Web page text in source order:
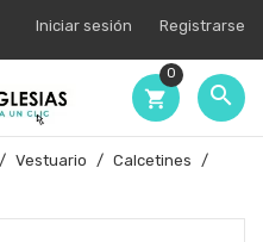
Iniciar sesión Registrarse

shopping_cart
0
Vestuario
Calcetines